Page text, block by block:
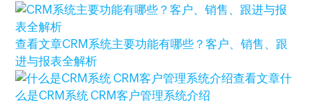
查看文章CRM系统主要功能有哪些？客户、销售、跟
进与报表全解析
查看文章什
么是CRM系统 CRM客户管理系统介绍